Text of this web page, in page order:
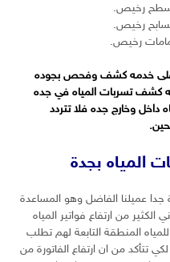
رخيص.
رخيص.
رخيص.
على خدمه كشف وفحص بجوده
كشف تسربات المياه في جده
وخارج جده فلا تتردد
المياه بجدة
جدا عميلنا الفاضل وهو المساعدة
من ارتفاع فواتير المياه
المنطقة التابعة لهم تطلب
تتأكد من ان ارتفاع الفاتورة من